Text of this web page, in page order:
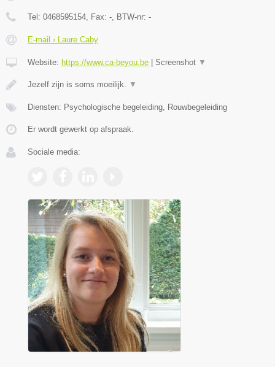
Tel: 0468595154, Fax: -, BTW-nr: -
E-mail › Laure Caby
Website: https://www.ca-beyou.be Screenshot ▼
Jezelf zijn is soms moeilijk. ▼
Diensten: Psychologische begeleiding, Rouwbegeleiding
Er wordt gewerkt op afspraak.
Sociale media: